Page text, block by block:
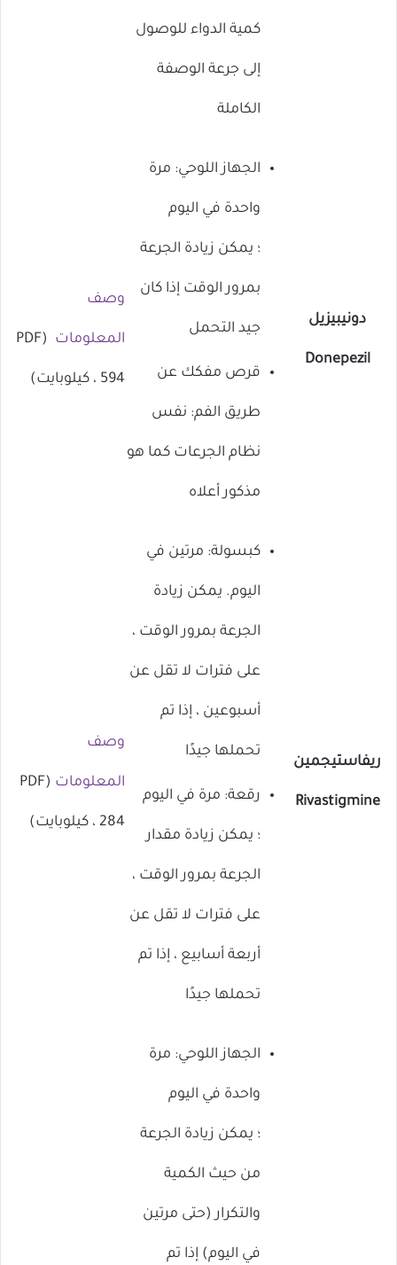
كمية الدواء للوصول
إلى جرعة الوصفة
الكاملة
دونيبيزيل
Donepezil
الجهاز اللوحي: مرة
واحدة في اليوم
؛ يمكن زيادة الجرعة
بمرور الوقت إذا كان
جيد التحمل
قرص مفكك عن
طريق الفم: نفس
نظام الجرعات كما هو
مذكور أعلاه
وصف
المعلومات (PDF
، 594 كيلوبايت)
ريفاستيجمين
Rivastigmine
كبسولة: مرتين في
اليوم. يمكن زيادة
الجرعة بمرور الوقت ،
على فترات لا تقل عن
أسبوعين ، إذا تم
تحملها جيدًا
رقعة: مرة في اليوم
؛ يمكن زيادة مقدار
الجرعة بمرور الوقت ،
على فترات لا تقل عن
أربعة أسابيع ، إذا تم
تحملها جيدًا
وصف
المعلومات (PDF
، 284 كيلوبايت)
الجهاز اللوحي: مرة
واحدة في اليوم
؛ يمكن زيادة الجرعة
من حيث الكمية
والتكرار (حتى مرتين
في اليوم) إذا تم